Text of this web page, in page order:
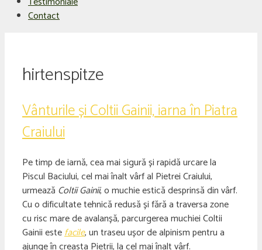
Contact
hirtenspitze
Vânturile și Coltii Gainii, iarna în Piatra
Craiului
Pe timp de iarnă, cea mai sigură și rapidă urcare la
Piscul Baciului, cel mai înalt vârf al Pietrei Craiului,
urmează Coltii Gainii, o muchie estică desprinsă din vârf.
Cu o dificultate tehnică redusă și fără a traversa zone
cu risc mare de avalanșă, parcurgerea muchiei Coltii
Gainii estefacile, un traseu ușor de alpinism pentru a
ajunge în creasta Pietrii, la cel mai înalt vârf.